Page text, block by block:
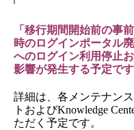
「移行期間開始前の事
時のログインポータル
へのログイン利用停止
影響が発生する予定です
詳細は、各メンテナン
トおよびKnowledge
ただく予定です。